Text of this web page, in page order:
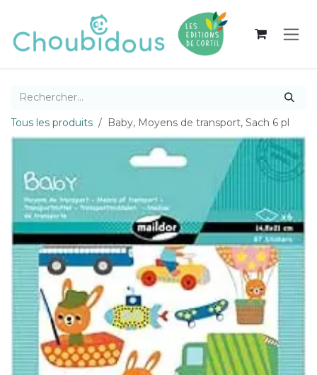
Tous les produits Baby, Moyens de transport, Sach 6 pl